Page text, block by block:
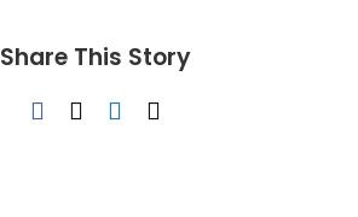
Share This Story
Facebook
X LinkedIn
Email